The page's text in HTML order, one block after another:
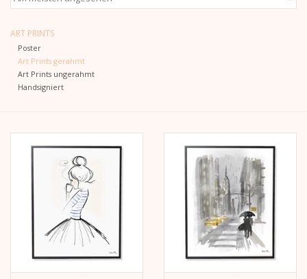
Accessoires
Kalender
Geschenke
ART PRINTS
Poster
Art Prints gerahmt
Art Prints ungerahmt
Handsigniert